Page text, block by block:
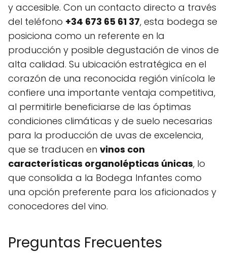
y accesible. Con un contacto directo a través
del teléfono +34 673 65 61 37, esta bodega se
posiciona como un referente en la
producción y posible degustación de vinos de
alta calidad. Su ubicación estratégica en el
corazón de una reconocida región vinícola le
confiere una importante ventaja competitiva,
al permitirle beneficiarse de las óptimas
condiciones climáticas y de suelo necesarias
para la producción de uvas de excelencia,
que se traducen en vinos con
características organolépticas únicas, lo
que consolida a la Bodega Infantes como
una opción preferente para los aficionados y
conocedores del vino.
Preguntas Frecuentes